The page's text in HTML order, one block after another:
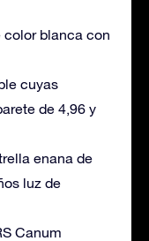
color blanca con
cuyas
de 4,96 y
enana de
luz de
Canum